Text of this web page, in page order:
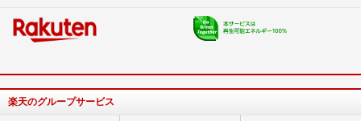
楽天のグループサービス